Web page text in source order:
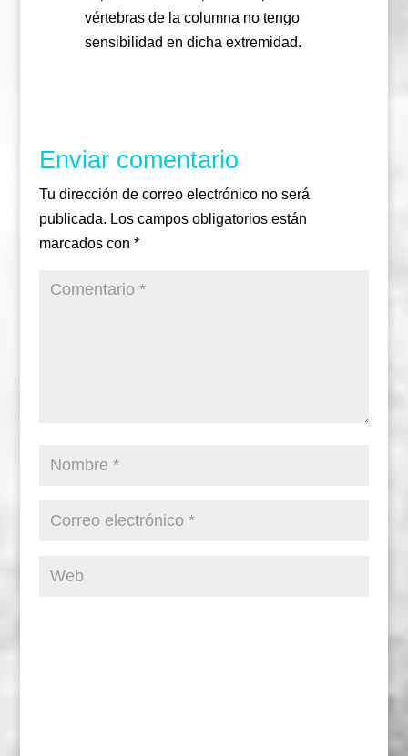
vértebras de la columna no tengo
sensibilidad en dicha extremidad.
Enviar comentario
Tu dirección de correo electrónico no será
publicada. Los campos obligatorios están
marcados con *